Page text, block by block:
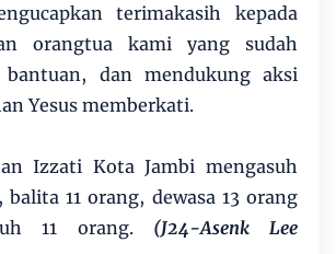
terimakasih kepada
orangtua kami yang sudah
bantuan, dan mendukung aksi
Yesus memberkati.
Izzati Kota Jambi mengasuh
11 orang, dewasa 13 orang
11 orang. (J24-Asenk Lee